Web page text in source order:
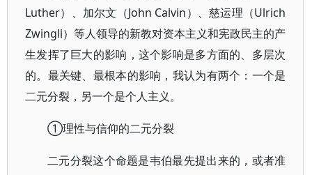
Luther）、加尔文（John Calvin）、慈运理（Ulrich
Zwingli）等人领导的新教对资本主义和宪政民主的产
生发挥了巨大的影响，这个影响是多方面的、多层次
的。最关键、最根本的影响，我认为有两个：一个是
二元分裂，另一个是个人主义。
①理性与信仰的二元分裂
二元分裂这个命题是韦伯最先提出来的，或者准